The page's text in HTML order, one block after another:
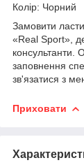
Колір: Чорний
Замовити
«Real Sport»,
консультанти.
заповнення
зв'язатися з
Приховати